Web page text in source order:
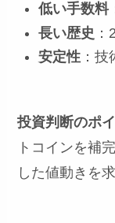
低い手数料
長い歴史
安定性 ：
投資判断のポ
トコインを補
した値動きを